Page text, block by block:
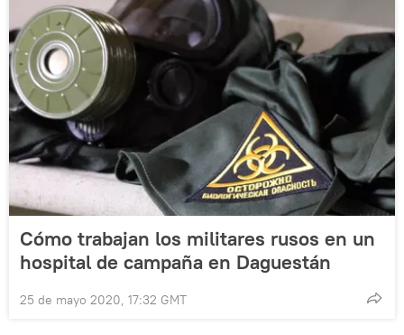
Cómo trabajan los militares rusos en un
hospital de campaña en Daguestán
25 de mayo 2020, 17:32 GMT